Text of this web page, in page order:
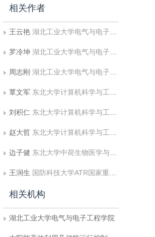
相关作者
王云艳 湖北工业大学电气与电子工程学院;太阳能高效利用及储能运行控制湖北省重点实验室
罗冷坤 湖北工业大学电气与电子工程学院;太阳能高效利用及储能运行控制湖北省重点实验室
周志刚 湖北工业大学电气与电子工程学院;太阳能高效利用及储能运行控制湖北省重点实验室
覃文军 东北大学计算机科学与工程学院
刘积仁 东北大学计算机科学与工程学院
赵大哲 东北大学计算机科学与工程学院
边子健 东北大学中荷生物医学与信息工程学院
王润生 国防科技大学ATR国家重点实验室
相关机构
湖北工业大学电气与电子工程学院